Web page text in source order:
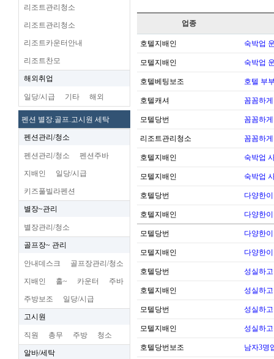
리조트관리청소
리조트관리청소
리조트카운터안내
리조트찬모
해외취업
일당/시급 기타 해외
펜션 별장.골프.고시원 세탁
펜션관리/청소
펜션관리/청소 펜션주바
지배인 일당/시급
키즈풀빌라펜션
별장~관리
별장관리/청소
골프장~ 관리
안내데스크 골프장관리/청소
지배인 홀~ 카운터 주바
주방보조 일당/시급
고시원
직원 총무 주방 청소
알바/세탁
업종
호텔지배인 숙박업
모텔지배인 숙박업
호텔베팅보조 호텔 부
호텔캐셔 꼼꼼하
모텔당번 꼼꼼하
리조트관리청소 꼼꼼하
호텔지배인 숙박업
모텔지배인 숙박업
호텔당번 다양한
호텔지배인 다양한
모텔당번 다양한
모텔지배인 다양한
호텔당번 성실하
호텔지배인 성실하
모텔당번 성실하
모텔지배인 성실하
호텔당번보조 남자3명